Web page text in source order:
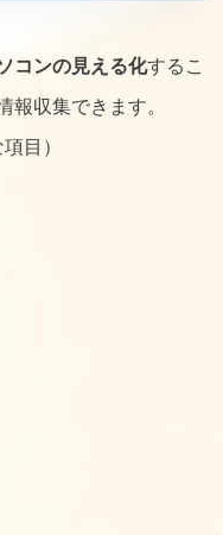
コンの見える化するこ
報収集できます。
目）